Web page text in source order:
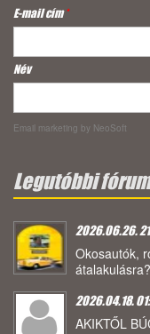
E-mail cím*
Név
Email marketing by NeoSoft
Legutóbbi
2026.06.26.
Okosautók,
átalakulásra?
2026.04.18.
AKIKTŐL